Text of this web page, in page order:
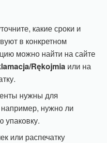
какие сроки и
в конкретном
можно найти на сайте
Rękojmia или на
нужны для
например, нужно ли
упаковку.
или распечатку